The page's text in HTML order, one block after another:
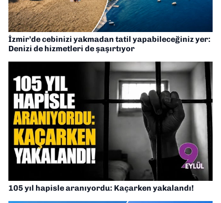
İzmir’de cebinizi yakmadan tatil yapabileceğiniz yer:
Denizi de hizmetleri de şaşırtıyor
105 yıl hapisle aranıyordu: Kaçarken yakalandı!